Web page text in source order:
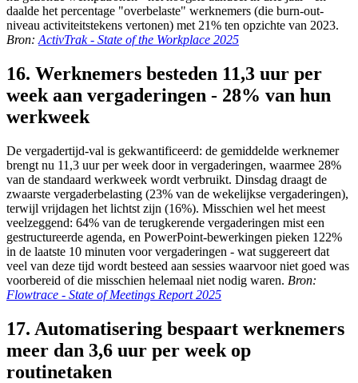
daalde het percentage "overbelaste" werknemers (die burn-out-
niveau activiteitstekens vertonen) met 21% ten opzichte van 2023.
Bron: ActivTrak - State of the Workplace 2025
16. Werknemers besteden 11,3 uur per
week aan vergaderingen - 28% van hun
werkweek
De vergadertijd-val is gekwantificeerd: de gemiddelde werknemer
brengt nu 11,3 uur per week door in vergaderingen, waarmee 28%
van de standaard werkweek wordt verbruikt. Dinsdag draagt de
zwaarste vergaderbelasting (23% van de wekelijkse vergaderingen),
terwijl vrijdagen het lichtst zijn (16%). Misschien wel het meest
veelzeggend: 64% van de terugkerende vergaderingen mist een
gestructureerde agenda, en PowerPoint-bewerkingen pieken 122%
in de laatste 10 minuten voor vergaderingen - wat suggereert dat
veel van deze tijd wordt besteed aan sessies waarvoor niet goed was
voorbereid of die misschien helemaal niet nodig waren. Bron:
Flowtrace - State of Meetings Report 2025
17. Automatisering bespaart werknemers
meer dan 3,6 uur per week op
routinetaken